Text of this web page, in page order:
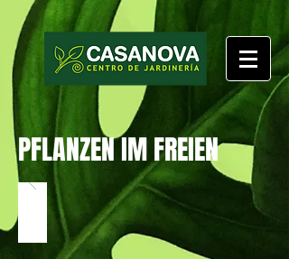
PFLANZEN IM FREIEN